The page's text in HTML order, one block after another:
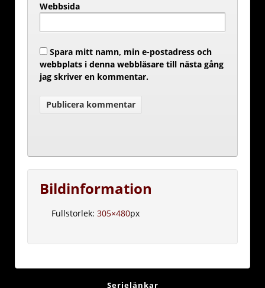
Webbsida
Spara mitt namn, min e-postadress och
webbplats i denna webbläsare till nästa gång
jag skriver en kommentar.
Bildinformation
Fullstorlek: 305×480px
Serielänkar